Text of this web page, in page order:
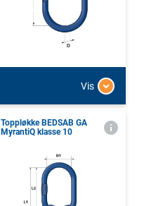
Vis
Toppløkke BEDSAB GA
MyrantiQ klasse 10